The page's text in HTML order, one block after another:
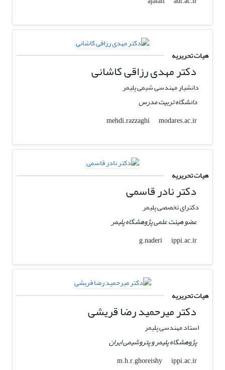
هیات تحریریه
دکتر مهدی رزاقی کاشانی
دانشیار مهندسی شیمی پلیمر
دانشگاه تربیت مدرس
mehdi.razzaghi
modares.ac.ir
هیات تحریریه
دکتر نادر قاسمی
دکترای تخصصی پلیمر
عضو هیئت علمی پژوهشگاه پلیمر
g.naderi
ippi.ac.ir
هیات تحریریه
دکتر میرحمید رضا قریشی
استاد مهندسی پلیمر
پژوهشگاه پلیمر و پتروشیمی ایران
m.h.r.ghoreishy
ippi.ac.ir